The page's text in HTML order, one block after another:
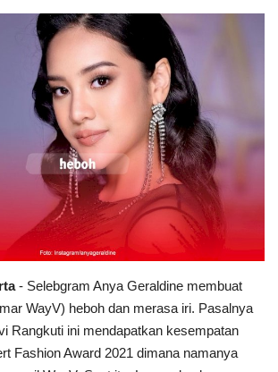
- Selebgram Anya Geraldine membuat
WayV) heboh dan merasa iri. Pasalnya
Rangkuti ini mendapatkan kesempatan
Fashion Award 2021 dimana namanya